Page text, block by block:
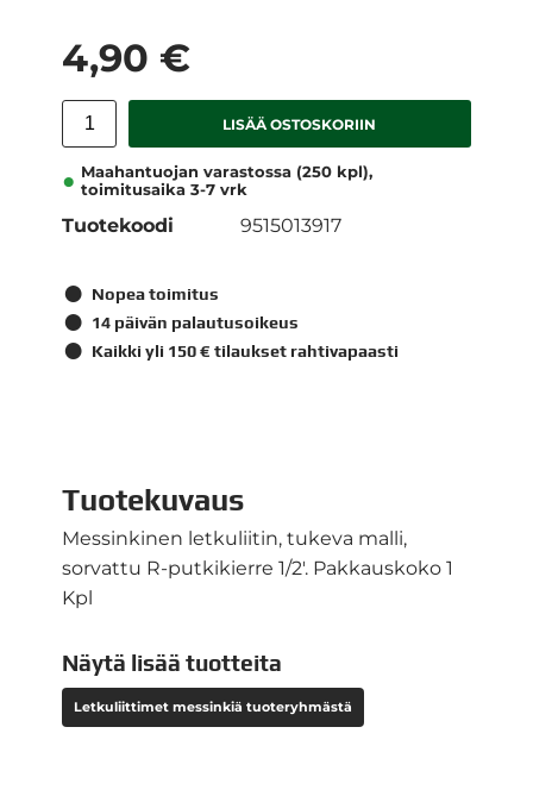
4,90 €
LISÄÄ OSTOSKORIIN
Maahantuojan varastossa (250 kpl),
toimitusaika 3-7 vrk
Tuotekoodi 9515013917
Nopea toimitus
14 päivän palautusoikeus
Kaikki yli 150 € tilaukset rahtivapaasti
Tuotekuvaus
Messinkinen letkuliitin, tukeva malli,
sorvattu R-putkikierre 1/2'. Pakkauskoko 1
Kpl
Näytä lisää tuotteita
Letkuliittimet messinkiä tuoteryhmästä